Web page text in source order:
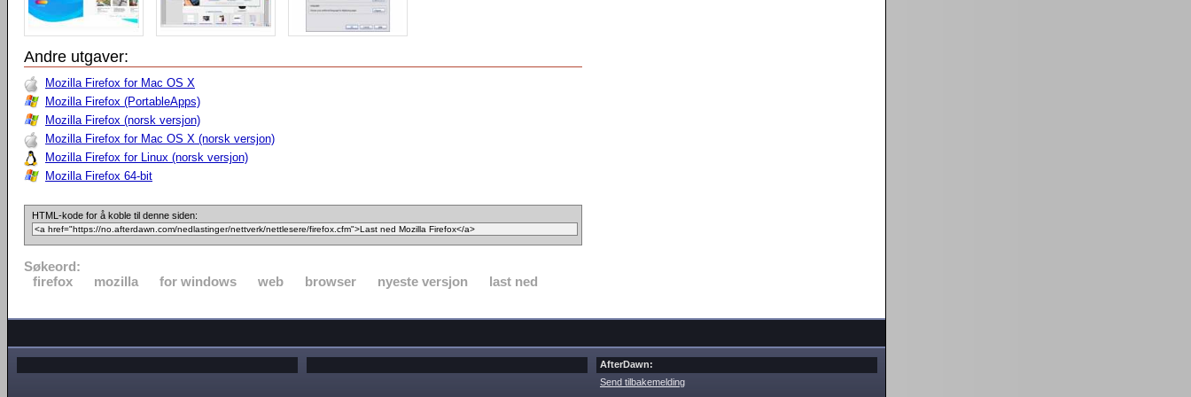
Andre utgaver:
Mozilla Firefox for Mac OS X
Mozilla Firefox (PortableApps)
Mozilla Firefox (norsk versjon)
Mozilla Firefox for Mac OS X (norsk versjon)
Mozilla Firefox for Linux (norsk versjon)
Mozilla Firefox 64-bit
HTML-kode for å koble til denne siden:
Søkeord:
firefox
mozilla for windows web browser nyeste versjon last ned
AfterDawn:
Send tilbakemelding